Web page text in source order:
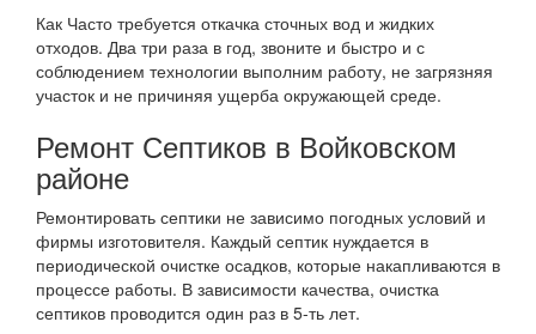
Как Часто требуется откачка сточных вод и жидких
отходов. Два три раза в год, звоните и быстро и с
соблюдением технологии выполним работу, не загрязняя
участок и не причиняя ущерба окружающей среде.
Ремонт Септиков в Войковском
районе
Ремонтировать септики не зависимо погодных условий и
фирмы изготовителя. Каждый септик нуждается в
периодической очистке осадков, которые накапливаются в
процессе работы. В зависимости качества, очистка
септиков проводится один раз в 5-ть лет.